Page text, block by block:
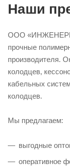
Наши
ООО
прочные
производителя.
колодцев,
кабельных
колодцев.
Мы предлагаем:
выгодные
оперативное